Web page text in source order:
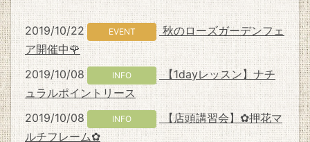
2019/10/22 EVENT
秋のローズガーデンフェ
ア開催中🌹
2019/10/08
INFO
【1dayレッスン】ナチ
ュラルポイントリース
2019/10/08
INFO
【店頭講習会】✿押花マ
ルチフレーム✿